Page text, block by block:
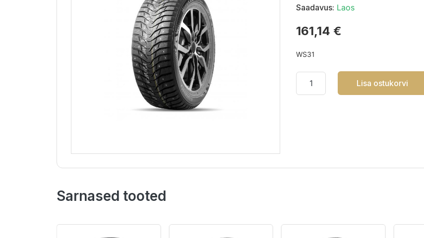
Saadavus: Laos
161,14 €
WS31
Lisa ostukorvi
Sarnased tooted